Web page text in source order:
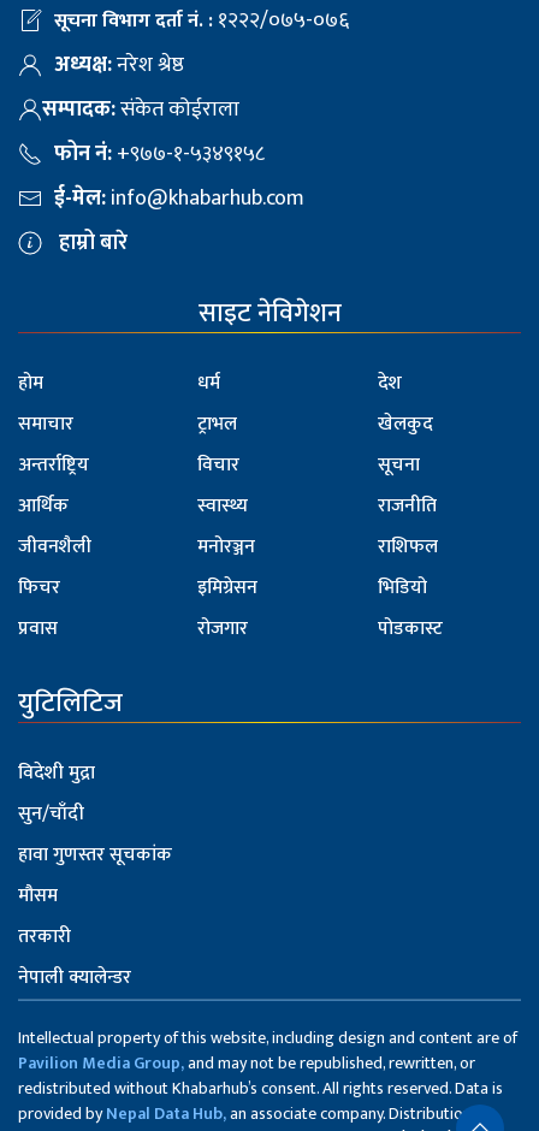
सूचना विभाग दर्ता नं. :१२२२/०७५-०७६
अध्यक्ष:नरेश श्रेष्ठ
सम्पादक:संकेत कोईराला
फोन नं:+९७७-१-५३४९१५८
ई-मेल:info@khabarhub.com
हाम्रो बारे
साइट नेविगेशन
होम
समाचार
अन्तर्राष्ट्रिय
आर्थिक
जीवनशैली
फिचर
प्रवास
धर्म
ट्राभल
विचार
स्वास्थ्य
मनोरञ्जन
इमिग्रेसन
रोजगार
देश
खेलकुद
सूचना
राजनीति
राशिफल
भिडियो
पोडकास्ट
युटिलिटिज
विदेशी मुद्रा
सुन/चाँदी
हावा गुणस्तर सूचकांक
मौसम
तरकारी
नेपाली क्यालेन्डर
Intellectual property of this website, including design and content are of
Pavilion Media Group,and may not be republished, rewritten, or
redistributed without Khabarhub’s consent. All rights reserved. Data is
provided byNepal Data Hub,an associate company. Distribution of